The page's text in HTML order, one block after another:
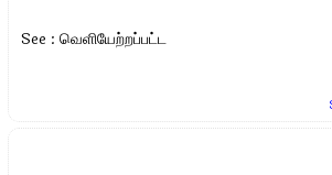
See : வெளியேற்றப்பட்ட